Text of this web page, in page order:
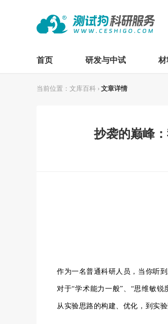
首页 研发与中试 材
当前位置： 文库百科 › 文章详情
抄袭的巅峰
作为一名普通科研人员，当你听
对于“学术能力一般”、“思维敏
从实验思路的构建、优化，到实